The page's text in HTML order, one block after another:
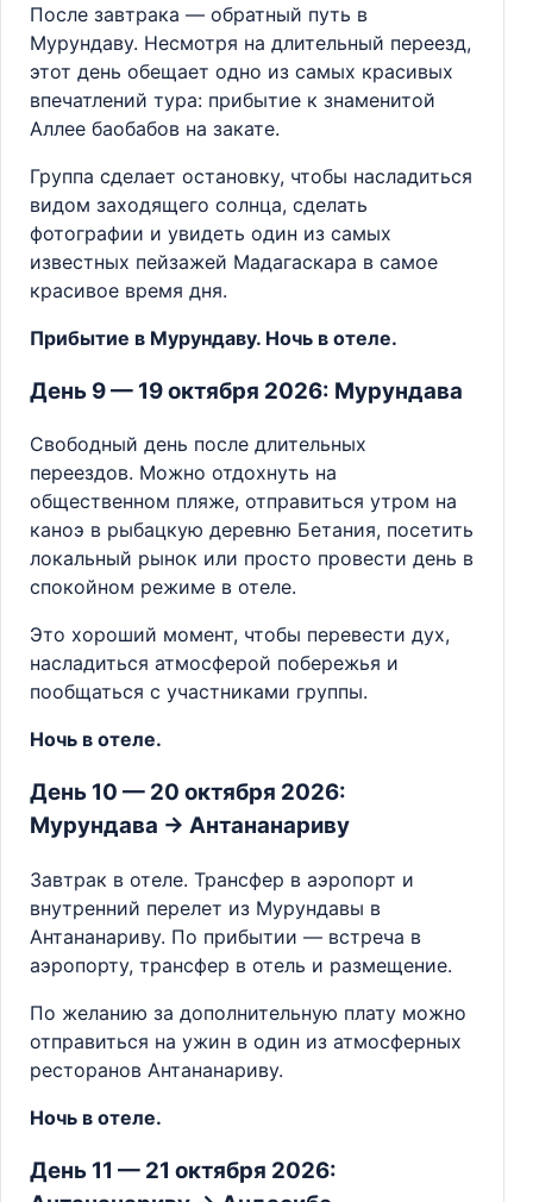
После завтрака — обратный путь в
Мурундаву. Несмотря на длительный переезд,
этот день обещает одно из самых красивых
впечатлений тура: прибытие к знаменитой
Аллее баобабов на закате.
Группа сделает остановку, чтобы насладиться
видом заходящего солнца, сделать
фотографии и увидеть один из самых
известных пейзажей Мадагаскара в самое
красивое время дня.
Прибытие в Мурундаву. Ночь в отеле.
День 9 — 19 октября 2026: Мурундава
Свободный день после длительных
переездов. Можно отдохнуть на
общественном пляже, отправиться утром на
каноэ в рыбацкую деревню Бетания, посетить
локальный рынок или просто провести день в
спокойном режиме в отеле.
Это хороший момент, чтобы перевести дух,
насладиться атмосферой побережья и
пообщаться с участниками группы.
Ночь в отеле.
День 10 — 20 октября 2026:
Мурундава → Антананариву
Завтрак в отеле. Трансфер в аэропорт и
внутренний перелет из Мурундавы в
Антананариву. По прибытии — встреча в
аэропорту, трансфер в отель и размещение.
По желанию за дополнительную плату можно
отправиться на ужин в один из атмосферных
ресторанов Антананариву.
Ночь в отеле.
День 11 — 21 октября 2026: